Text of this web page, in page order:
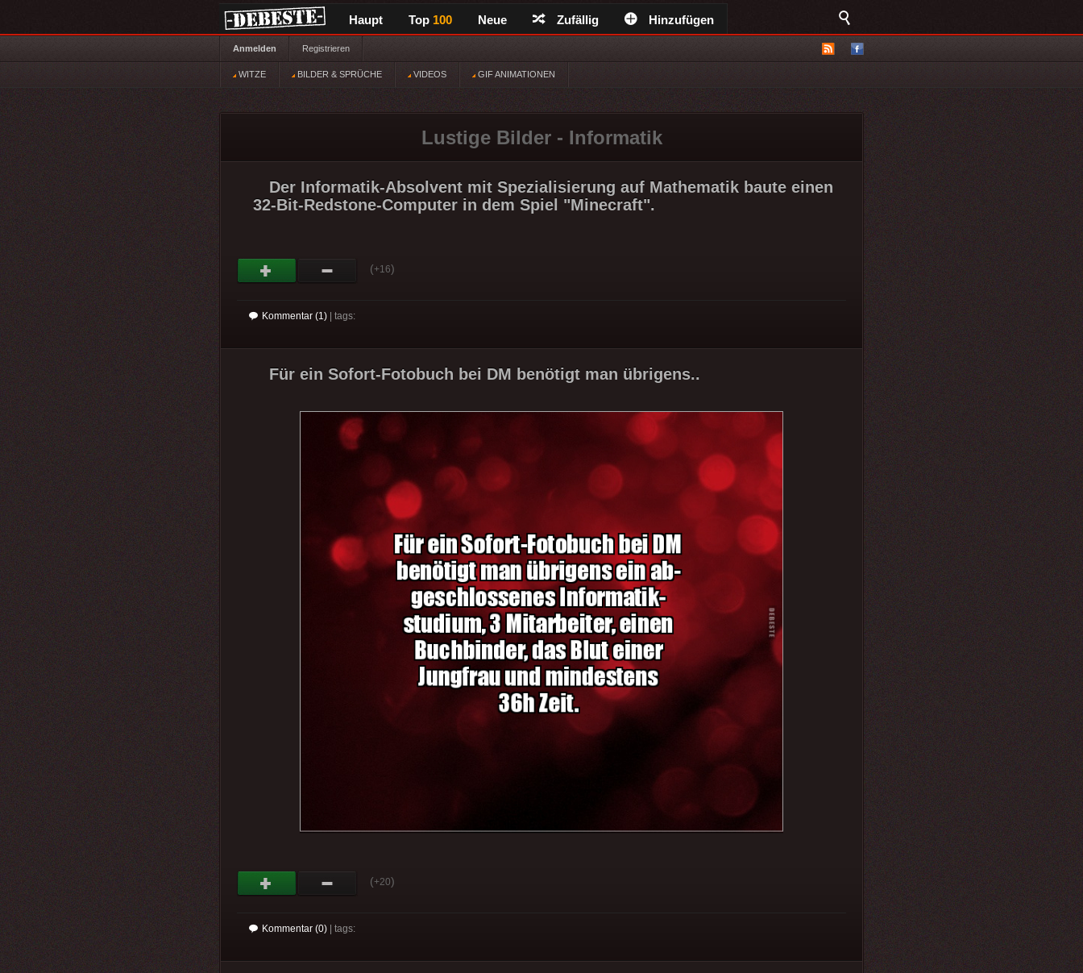
Haupt Top 100 Neue Zufällig Hinzufügen
Anmelden Registrieren
WITZE BILDER & SPRÜCHE VIDEOS GIF ANIMATIONEN
Lustige Bilder - Informatik
Der Informatik-Absolvent mit Spezialisierung auf Mathematik baute einen
32-Bit-Redstone-Computer in dem Spiel "Minecraft".
(+16)
Kommentar (1) | tags:
Für ein Sofort-Fotobuch bei DM benötigt man übrigens..
(+20)
Kommentar (0) | tags: